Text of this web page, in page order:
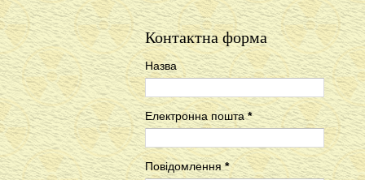
Контактна форма
Назва
Електронна пошта*
Повідомлення*